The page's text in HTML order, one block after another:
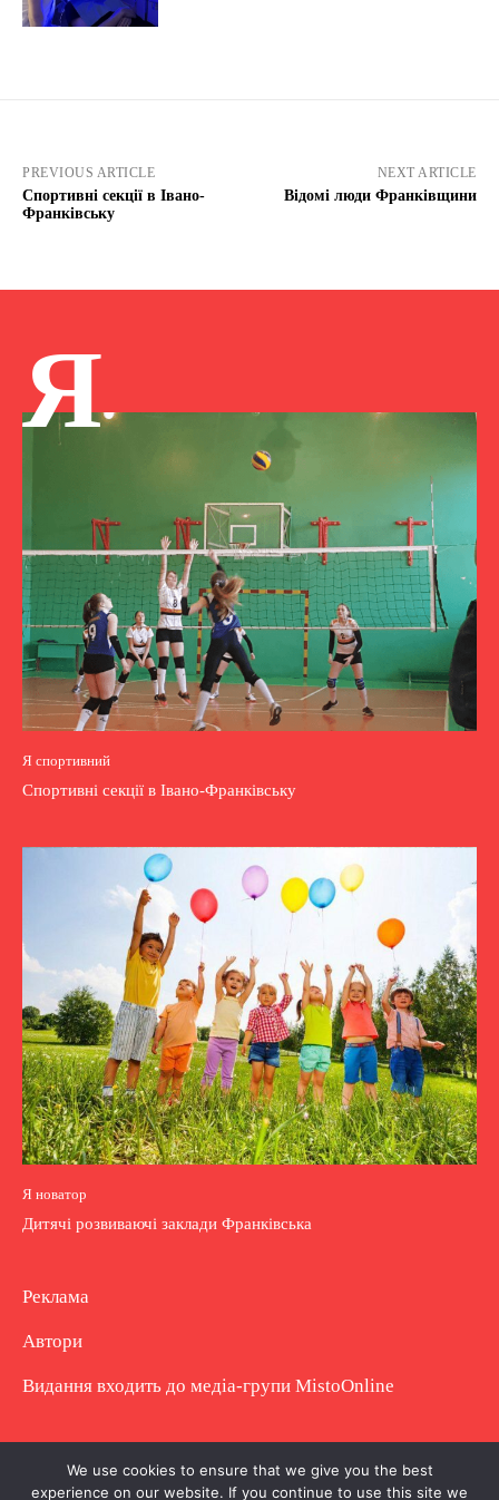
PREVIOUS ARTICLE
Спортивні секції в Івано-
Франківську
NEXT ARTICLE
Відомі люди Франківщини
Я
Я спортивний
Спортивні секції в Івано-Франківську
Я новатор
Дитячі розвиваючі заклади Франківська
Реклама
Автори
Видання входить до медіа-групи MistoOnline
Copyright © Повне використання матеріалу
We use cookies to ensure that we give you the best
experience on our website. If you continue to use this site we